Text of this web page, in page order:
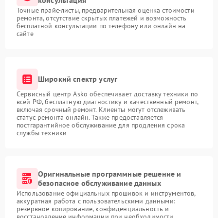
Точные прайс-листы, предварительная оценка стоимости
ремонта, отсутствие скрытых платежей и возможность
бесплатной консультации по телефону или онлайн на
сайте
Широкий спектр услуг
Сервисный центр Asko обеспечивает доставку техники по
всей РФ, бесплатную диагностику и качественный ремонт,
включая срочный ремонт. Клиенты могут отслеживать
статус ремонта онлайн. Также предоставляется
постгарантийное обслуживание для продления срока
службы техники
Оригинальные программные решение и
безопасное обслуживание данных
Использование официальных прошивок и инструментов,
аккуратная работа с пользовательскими данными:
резервное копирование, конфиденциальность и